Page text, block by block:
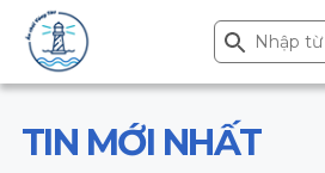
Search
for:
Search Button
TIN MỚI NHẤT